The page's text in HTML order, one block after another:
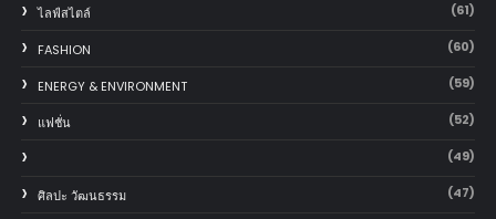
ไลฟ์สไตล์ (61)
FASHION (60)
ENERGY & ENVIRONMENT (59)
แฟชั่น (52)
(49)
ศิลปะ วัฒนธรรม (47)